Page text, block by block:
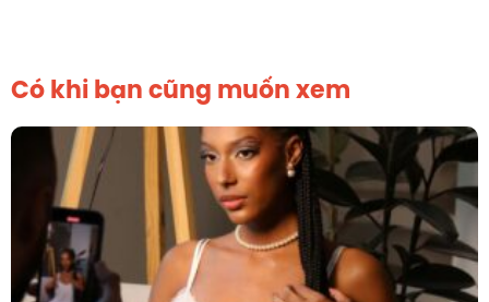
Có khi bạn cũng muốn xem